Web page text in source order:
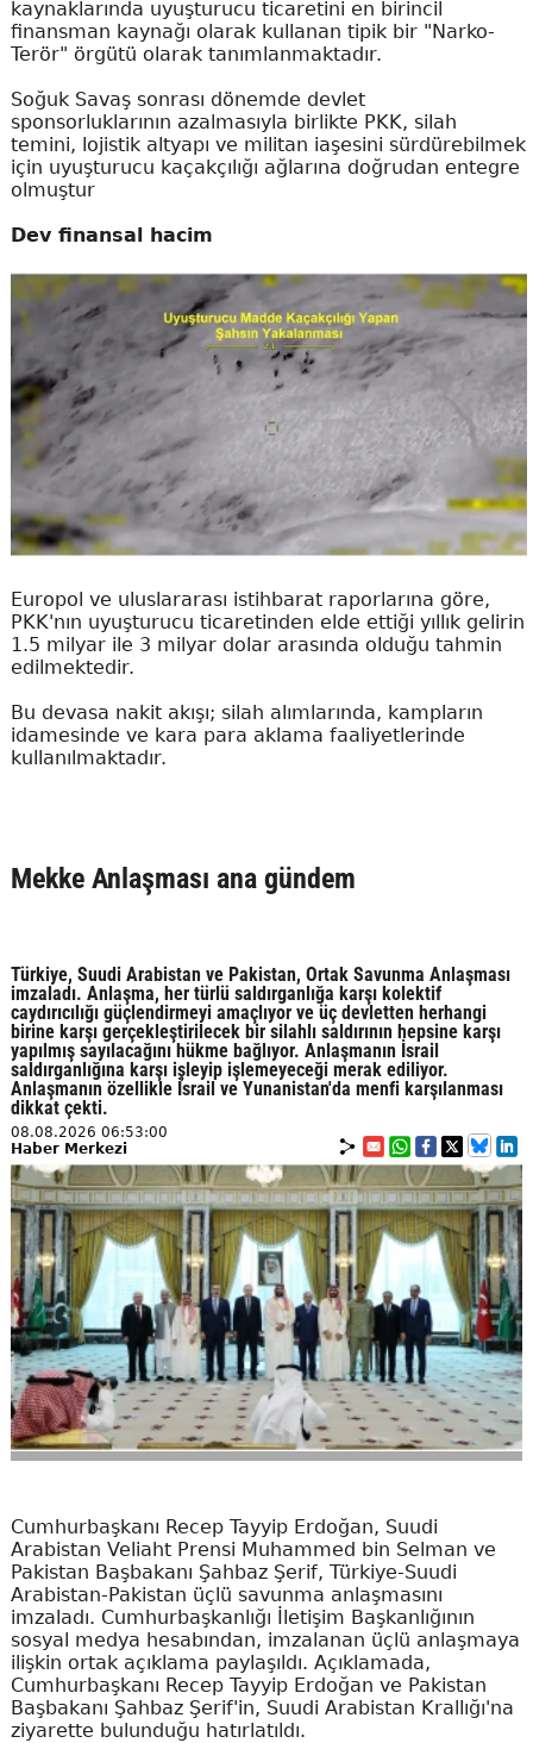
kaynaklarında uyuşturucu ticaretini en birincil
finansman kaynağı olarak kullanan tipik bir "Narko-
Terör" örgütü olarak tanımlanmaktadır.
Soğuk Savaş sonrası dönemde devlet
sponsorluklarının azalmasıyla birlikte PKK, silah
temini, lojistik altyapı ve militan iaşesini sürdürebilmek
için uyuşturucu kaçakçılığı ağlarına doğrudan entegre
olmuştur
Dev finansal hacim
Europol ve uluslararası istihbarat raporlarına göre,
PKK'nın uyuşturucu ticaretinden elde ettiği yıllık gelirin
1.5 milyar ile 3 milyar dolar arasında olduğu tahmin
edilmektedir.
Bu devasa nakit akışı; silah alımlarında, kampların
idamesinde ve kara para aklama faaliyetlerinde
kullanılmaktadır.
Mekke Anlaşması ana gündem
Türkiye, Suudi Arabistan ve Pakistan, Ortak Savunma Anlaşması
imzaladı. Anlaşma, her türlü saldırganlığa karşı kolektif
caydırıcılığı güçlendirmeyi amaçlıyor ve üç devletten herhangi
birine karşı gerçekleştirilecek bir silahlı saldırının hepsine karşı
yapılmış sayılacağını hükme bağlıyor. Anlaşmanın İsrail
saldırganlığına karşı işleyip işlemeyeceği merak ediliyor.
Anlaşmanın özellikle İsrail ve Yunanistan'da menfi karşılanması
dikkat çekti.
08.08.2026 06:53:00
Haber Merkezi
Cumhurbaşkanı Recep Tayyip Erdoğan, Suudi
Arabistan Veliaht Prensi Muhammed bin Selman ve
Pakistan Başbakanı Şahbaz Şerif, Türkiye-Suudi
Arabistan-Pakistan üçlü savunma anlaşmasını
imzaladı. Cumhurbaşkanlığı İletişim Başkanlığının
sosyal medya hesabından, imzalanan üçlü anlaşmaya
ilişkin ortak açıklama paylaşıldı. Açıklamada,
Cumhurbaşkanı Recep Tayyip Erdoğan ve Pakistan
Başbakanı Şahbaz Şerif'in, Suudi Arabistan Krallığı'na
ziyarette bulunduğu hatırlatıldı.